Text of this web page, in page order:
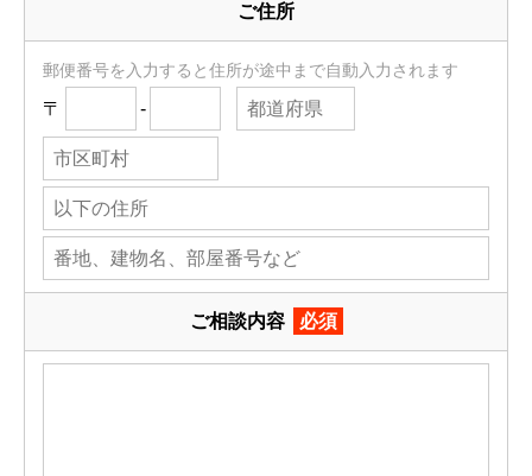
ご住所
郵便番号を入力すると住所が途中まで自動入力されます
〒 -
ご相談内容 必須